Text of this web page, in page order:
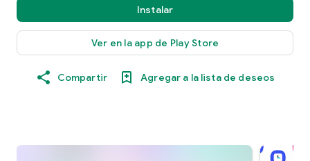
Instalar
Ver en la app de Play Store
Compartir Agregar a la lista de deseos